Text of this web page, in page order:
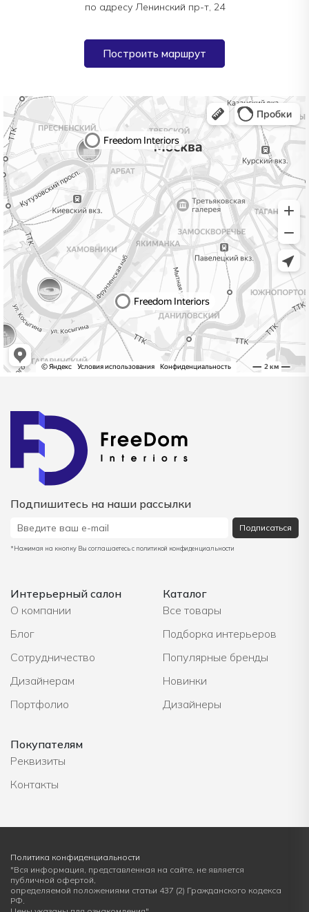
по адресу Ленинский пр-т, 24
Построить маршрут
Интерьерный салон
О компании
Блог
Сотрудничество
Дизайнерам
Портфолио
Каталог
Все товары
Подборка интерьеров
Популярные бренды
Новинки
Дизайнеры
Покупателям
Реквизиты
Контакты
Подпишитесь на наши рассылки
Подписаться
*Нажимая на кнопку Вы соглашаетесь с политикой конфиденциальности
Политика конфиденциальности
"Вся информация, представленная на сайте, не является
публичной офертой,
определяемой положениями статьи 437 (2) Гражданского кодекса
РФ.